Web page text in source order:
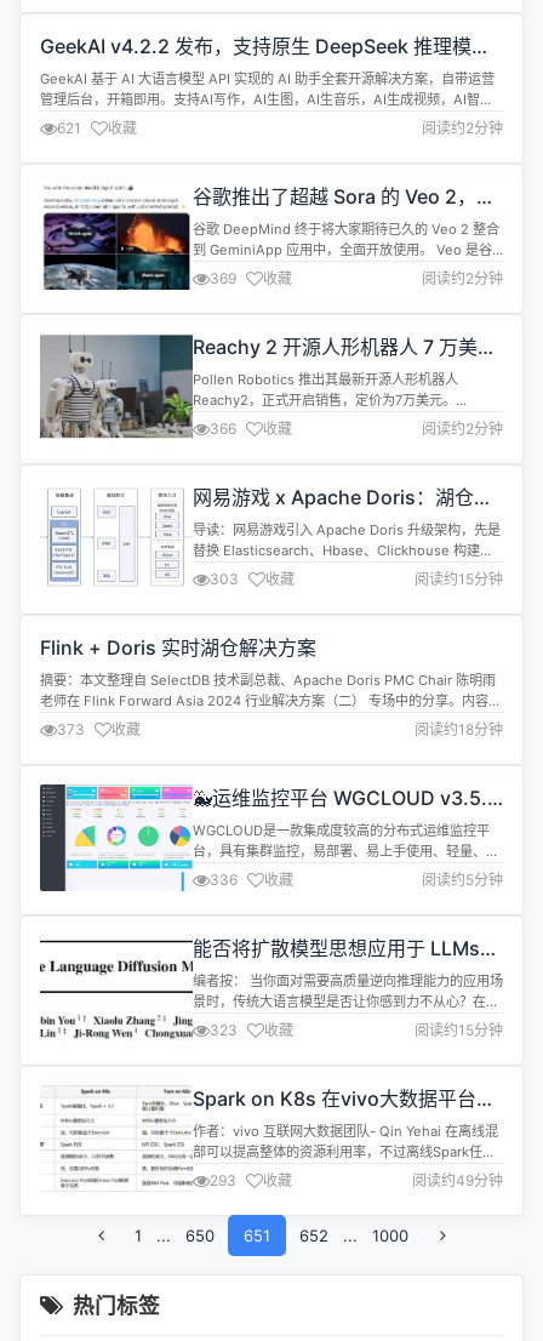
使用外部大模型会有数据泄露的风险。 尤其是最近给
型私有化部署有需求，都希望把大模型部署到企业内
网，既能按需定制优化，又...
GeekAI v4.2.2 发布，支持原生 DeepSeek 推理模型
API
GeekAI 基于 AI 大语言模型 API 实现的 AI 助手全套开源解决方案，自带运营
管理后台，开箱即用。支持AI写作，AI生图，AI生音乐，AI生成视频，AI智能
体等功能。 GeekAI v4.2.2 更新内容 功能优化：开启图形验证码功能的时候现
检查是否配置了 API 服务，防止开启之后没法登录的 Bug。 功能优化：支持原
生的 DeepSeek 推...
621 收藏 阅读约2分钟
谷歌推出了超越 Sora 的 Veo 2，生
成 8 秒超逼真视频
谷歌 DeepMind 终于将大家期待已久的 Veo 2 整合
到 GeminiApp 应用中，全面开放使用。 Veo 是谷
歌迄今为止最强大的视频生成模型。它可以生成各种
电影和视觉风格的视频，捕捉提示中的细微之处，以
便在各个画面中一致呈现精致细节。 据介绍，Veo 2
语义还原、物理模拟、动作一致性等方面...
369 收藏 阅读约2分钟
Reachy 2 开源人形机器人 7 万美元
正式开售
Pollen Robotics 推出其最新开源人形机器人
Reachy2，正式开启销售，定价为7万美元。
Reachy2并非面向消费市场，而是专为AI与机器人实
验室设计，目标是推动开源机器人生态的发展。据
AIbase了解，这款机器人已在Cornell大学、
用。 Reachy2 以其高度仿人的外形与...
366 收藏 阅读约2分钟
网易游戏 x Apache Doris：湖仓一
体架构演进之路
导读：网易游戏引入 Apache Doris 升级架构，先是
替换 Elasticsearch、Hbase、Clickhouse 构建了
实时数仓，而后基于 Apache Doris 和 Iceberg 构
建了湖仓融合架构，实现架构的大幅简化及统一。目
前，网易游戏 Apache Doris 集群超 20 个 ，总节点
303 收藏 阅读约15分钟
Flink + Doris 实时湖仓解决方案
摘要：本文整理自 SelectDB 技术副总裁、Apache Doris PMC Chair 陈明雨
老师在 Flink Forward Asia 2024 行业解决方案（二） 专场中的分享。内容主
要分为以下三个部分： Introduction: What is Apache Doris Lakehouse
Solution: Apache Flink + P...
373 收藏 阅读约18分钟
🐳运维监控平台 WGCLOUD v3.5.8
正式发布
WGCLOUD是一款集成度较高的分布式运维监控平
台，具有集群监控，易部署、易上手使用、轻量、高
效、自动化等特点，server 端基于springboot 开
发，agent 端使用 go 编写。核心模块包括：主机系
统信息监控，CPU 监控，CPU 温度监控，内存监
系统负载监控，硬盘 smart 健康检测，应用进...
336 收藏 阅读约5分钟
能否将扩散模型思想应用于 LLMs
领域？大型语言扩散模型（LLDM）
详解
编者按： 当你面对需要高质量逆向推理能力的应用场
景时，传统大语言模型是否让你感到力不从心？在诗
歌逆向补全、逻辑逆向推导等任务中，为什么即使是
GPT-4o 这样的强大模型也会表现失常？ 文章深入介
绍了 LLaDA(Large Language Diffusion with
能表现。与传统自回归模型不同，L...
323 收藏 阅读约15分钟
Spark on K8s 在vivo大数据平台的
混部实战
作者：vivo 互联网大数据团队- Qin Yehai 在离线混
部可以提高整体的资源利用率，不过离线Spark任务
部署到混部容器集群需要做一定的改造，本文将从在
离线混部中的离线任务的角度，讲述离线任务是如何
进行容器化、平台上的离线任务如何平滑地提交到混
部集群、离线任务在混部集群中如何调度的完整实现
以及过程中的问题解决。 一、在离线业务差异 互联
293 收藏 阅读约49分钟
1 ... 650 651 652 ... 1000
热门标签